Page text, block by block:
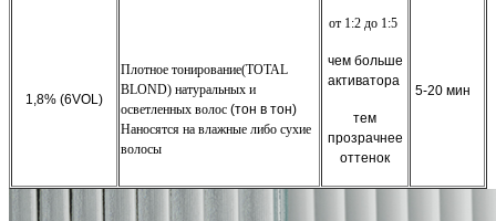
1,8% (6VOL)
Плотное тонирование(TOTAL
BLOND) натуральных и
осветленных волос (тон в тон)
Наносятся на влажные либо сухие
волосы
от 1:2 до 1:5
чем больше
активатора
тем
прозрачнее
оттенок
5-20 мин